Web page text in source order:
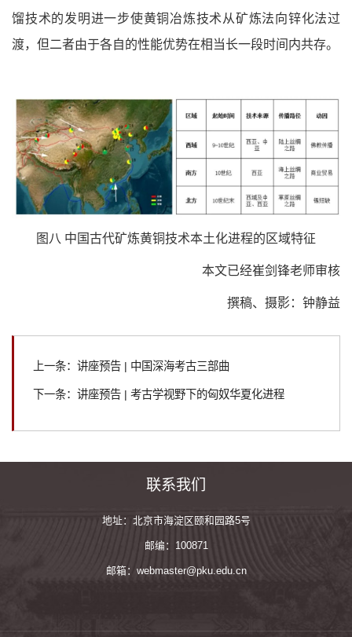
馏技术的发明进一步使黄铜冶炼技术从矿炼法向锌化法过
渡，但二者由于各自的性能优势在相当长一段时间内共存。
图八 中国古代矿炼黄铜技术本土化进程的区域特征
本文已经崔剑锋老师审核
撰稿、摄影：钟静益
上一条：讲座预告 | 中国深海考古三部曲
下一条：讲座预告 | 考古学视野下的匈奴华夏化进程
联系我们
地址：北京市海淀区颐和园路5号
邮编：100871
邮箱：webmaster@pku.edu.cn